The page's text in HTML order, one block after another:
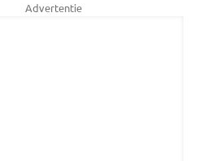
Advertentie